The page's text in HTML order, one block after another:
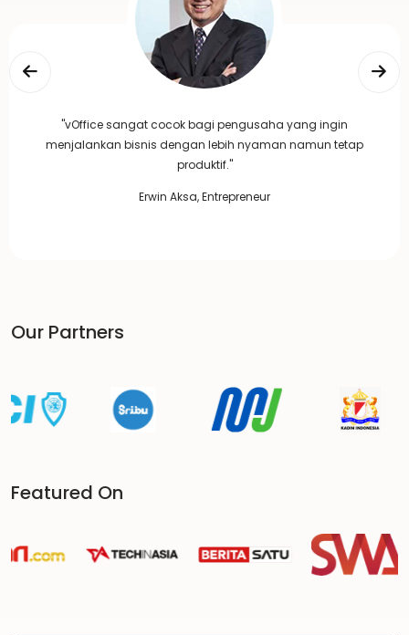
"vOffice sangat cocok bagi pengusaha yang ingin
menjalankan bisnis dengan lebih nyaman namun tetap
produktif."
Erwin Aksa, Entrepreneur
Our Partners
Featured On